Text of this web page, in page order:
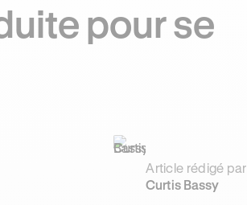
pour se
Article rédigé par
Curtis Bassy